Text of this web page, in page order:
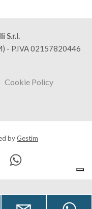
S.r.l.
- P.IVA 02157820446
Cookie Policy
byGestim